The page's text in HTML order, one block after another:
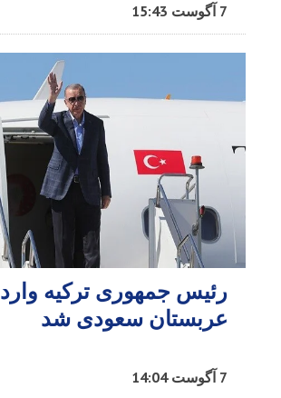
7 آگوست 15:43
رئیس جمهوری ترکیه وارد
عربستان سعودی شد
7 آگوست 14:04